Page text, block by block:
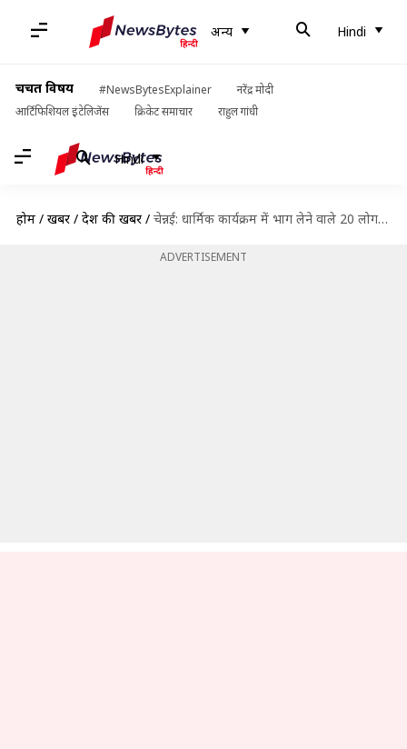
अन्य Hindi
चर्चित विषय #NewsBytesExplainer
नरेंद्र मोदी
आर्टिफिशियल इंटेलिजेंस
क्रिकेट समाचार राहुल गांधी
Hindi
होम / खबरें / देश की खबरें / चेन्नई: धार्मिक कार्यक्रम में भाग लेने वाले 20 लोग हुए कोरोना संक्रमित, एक की मौत
ADVERTISEMENT